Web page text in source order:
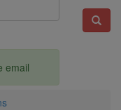
email